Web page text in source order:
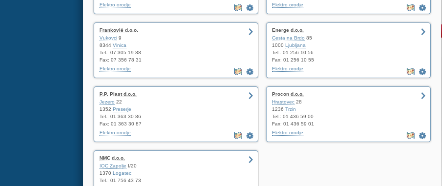
Elektro orodje
Elektro orodje
Frankoviè d.o.o.
Vukovci9
8344 Vinica
Tel.: 07 305 19 88
Fax: 07 356 78 31
Elektro orodje
Energe d.o.o.
Cesta na Brdo 85
1000 Ljubljana
Tel.: 01 256 10 56
Fax: 01 256 10 55
Elektro orodje
P.P. Plast d.o.o.
Jezero 22
1352 Preserje
Tel.: 01 363 30 86
Fax: 01 363 30 87
Elektro orodje
Procon d.o.o.
Hrastovec28
1236 Trzin
Tel.: 01 436 59 00
Fax: 01 436 59 01
Elektro orodje
NMC d.o.o.
IOC Zapolje I/20
1370 Logatec
Tel.: 01 756 43 73